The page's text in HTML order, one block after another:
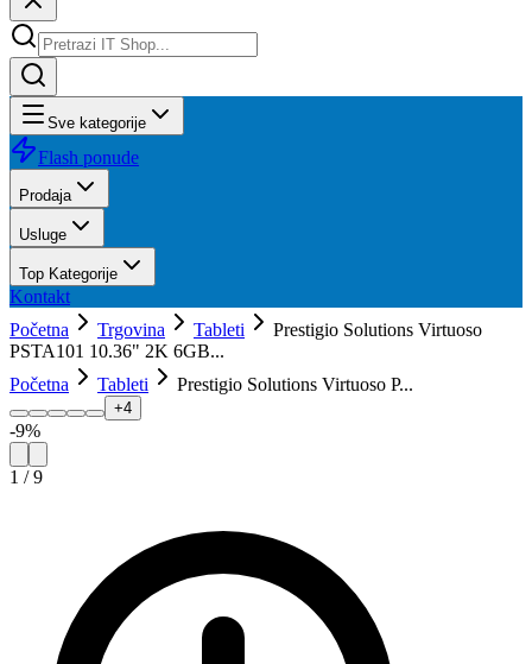
Sve kategorije
Flash ponude
Prodaja
Usluge
Top Kategorije
Kontakt
Početna
Trgovina Tableti
Prestigio Solutions Virtuoso
PSTA101 10.36" 2K 6GB...
Početna
Tableti Prestigio Solutions Virtuoso P...
+4
-9%
1 /9